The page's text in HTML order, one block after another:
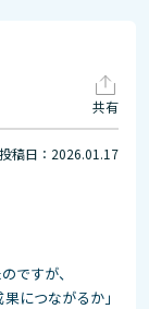
共有
稿日：2026.01.17
ですが、
につながるか」